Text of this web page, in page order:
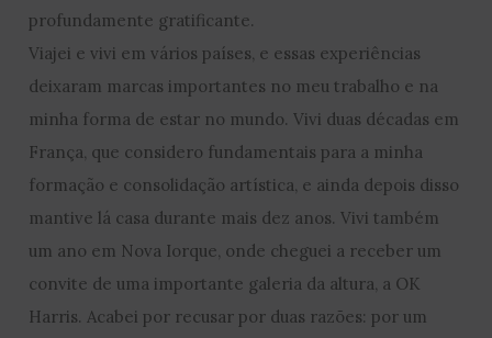
profundamente gratificante.
Viajei e vivi em vários países, e essas experiências
deixaram marcas importantes no meu trabalho e na
minha forma de estar no mundo. Vivi duas décadas em
França, que considero fundamentais para a minha
formação e consolidação artística, e ainda depois disso
mantive lá casa durante mais dez anos. Vivi também
um ano em Nova Iorque, onde cheguei a receber um
convite de uma importante galeria da altura, a OK
Harris. Acabei por recusar por duas razões: por um